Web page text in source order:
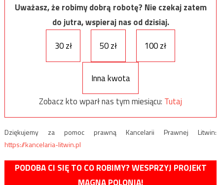
Uważasz, że robimy dobrą robotę? Nie czekaj zatem
do jutra, wspieraj nas od dzisiaj.
30 zł
50 zł 100 zł
Inna kwota
Zobacz kto wparł nas tym miesiącu: Tutaj
Dziękujemy za pomoc prawną Kancelarii Prawnej Litwin:
https://kancelaria-litwin.pl
PODOBA CI SIĘ TO CO ROBIMY? WESPRZYJ PROJEKT